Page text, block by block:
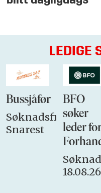
LEDIGE
Bussjåfør
Søknadsfrist:
Snarest
BFO
søker
leder
18.08.26